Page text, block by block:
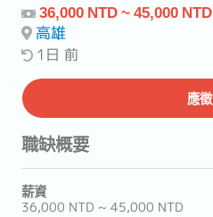
36,000 NTD ~ 45,000 NTD
高雄
1日 前
應徵
職缺概要
薪資
36,000 NTD ~ 45,000 NTD